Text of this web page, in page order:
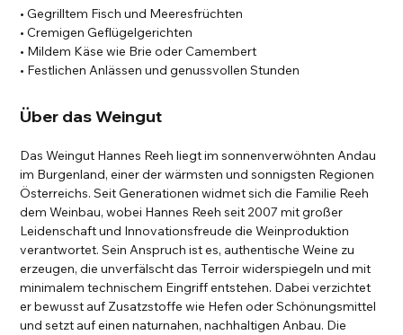
• Gegrilltem Fisch und Meeresfrüchten
• Cremigen Geflügelgerichten
• Mildem Käse wie Brie oder Camembert
• Festlichen Anlässen und genussvollen Stunden
Über das Weingut
Das Weingut Hannes Reeh liegt im sonnenverwöhnten Andau
im Burgenland, einer der wärmsten und sonnigsten Regionen
Österreichs. Seit Generationen widmet sich die Familie Reeh
dem Weinbau, wobei Hannes Reeh seit 2007 mit großer
Leidenschaft und Innovationsfreude die Weinproduktion
verantwortet. Sein Anspruch ist es, authentische Weine zu
erzeugen, die unverfälscht das Terroir widerspiegeln und mit
minimalem technischem Eingriff entstehen. Dabei verzichtet
er bewusst auf Zusatzstoffe wie Hefen oder Schönungsmittel
und setzt auf einen naturnahen, nachhaltigen Anbau. Die